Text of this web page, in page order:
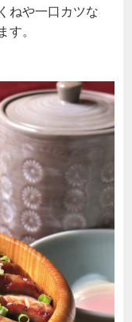
ねや一口カツな
。